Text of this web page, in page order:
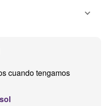
cuando tengamos